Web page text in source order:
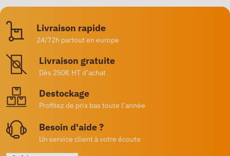
Livraison rapide
24/72h partout en europe
Livraison gratuite
Dès 250€ HT d’achat
Destockage
Profitez de prix bas toute l’année
Besoin d'aide ?
Un service client à votre écoute